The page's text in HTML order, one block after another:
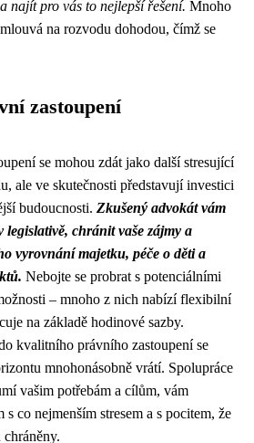
najít pro vás to nejlepší řešení. Mnoho
na rozvodu dohodou, čímž se
zastoupení
se mohou zdát jako další stresující
ale ve skutečnosti představují investici
budoucnosti. Zkušený advokát vám
legislativě, chránit vaše zájmy a
vyrovnání majetku, péče o děti a
Nebojte se probrat s potenciálními
– mnoho z nich nabízí flexibilní
na základě hodinové sazby.
kvalitního právního zastoupení se
mnohonásobně vrátí. Spolupráce
vašim potřebám a cílům, vám
co nejmenším stresem a s pocitem, že
chráněny.